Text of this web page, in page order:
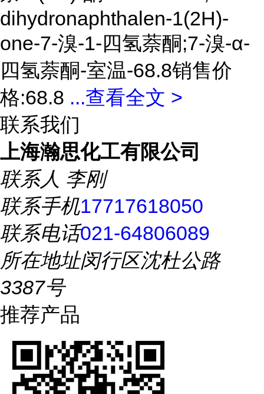
dihydronaphthalen-1(2H)-
one-7-溴-1-四氢萘酮;7-溴-α-
四氢萘酮-室温-68.8销售价
格:68.8 ...查看全文 >
联系我们
上海瀚思化工有限公司
联系人 李刚
联系手机17717618050
联系电话021-64806089
所在地址闵行区沈杜公路
3387号
推荐产品